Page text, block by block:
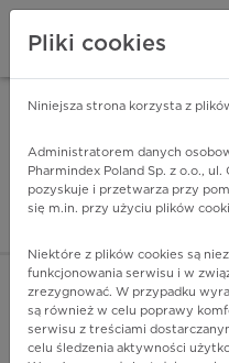
ZALOGUJ SIĘ
Pliki cookies
Niniejsza strona korzysta z
Administratorem danych
Pharmindex Poland Sp. z o.o.,
pozyskuje i przetwarza przy
się m.in. przy użyciu plików
Niektóre z plików cookies są
funkcjonowania serwisu i w
zrezygnować. W przypadku
są również w celu poprawy
serwisu z treściami
celu śledzenia aktywności
ZA DARMO - w